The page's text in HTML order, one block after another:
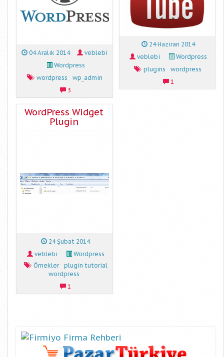
04 Aralık 2014
veblebi
Wordpress
wordpress
wp_admin
3
WordPress Widget
Plugin
24 Şubat 2014
veblebi
Wordpress
Örnekler
plugin tutorial
wordpress
1
24 Haziran 2014
veblebi
Wordpress
plugins
wordpress
1